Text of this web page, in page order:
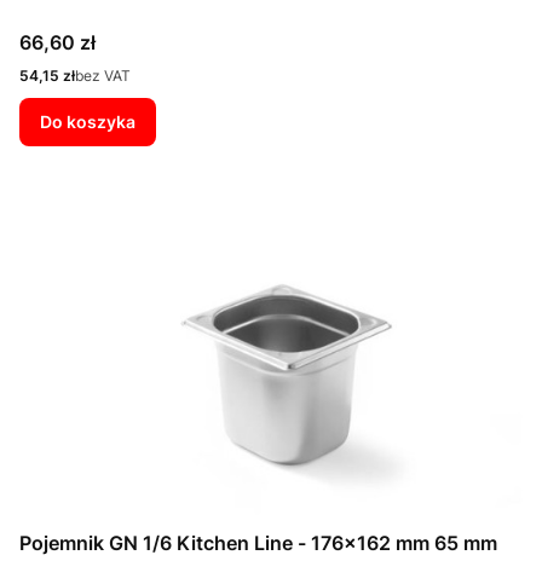
Cena
66,60 zł
Cena
54,15 złbez VAT
Do koszyka
Pojemnik GN 1/6 Kitchen Line - 176x162 mm 65 mm